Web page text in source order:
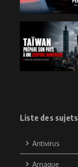
Liste des sujets
Antivirus
Arnaque